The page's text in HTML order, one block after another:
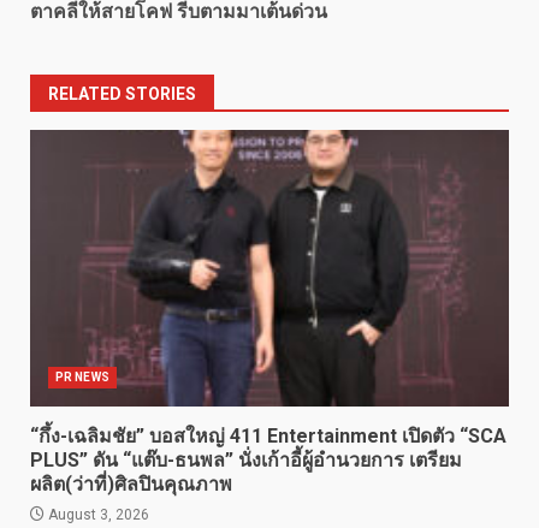
ตาคลีให้สายโคฟ รีบตามมาเต้นด่วน
RELATED STORIES
PR NEWS
“กึ้ง-เฉลิมชัย” บอสใหญ่ 411 Entertainment เปิดตัว “SCA
PLUS” ดัน “แต๊บ-ธนพล” นั่งเก้าอี้ผู้อำนวยการ เตรียม
ผลิต(ว่าที่)ศิลปินคุณภาพ
August 3, 2026